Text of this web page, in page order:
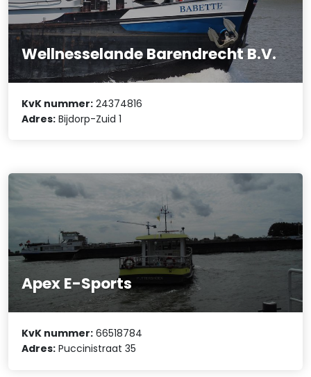
Wellnesselande Barendrecht B.V.
KvK nummer: 24374816
Adres: Bijdorp-Zuid 1
Apex E-Sports
KvK nummer: 66518784
Adres: Puccinistraat 35